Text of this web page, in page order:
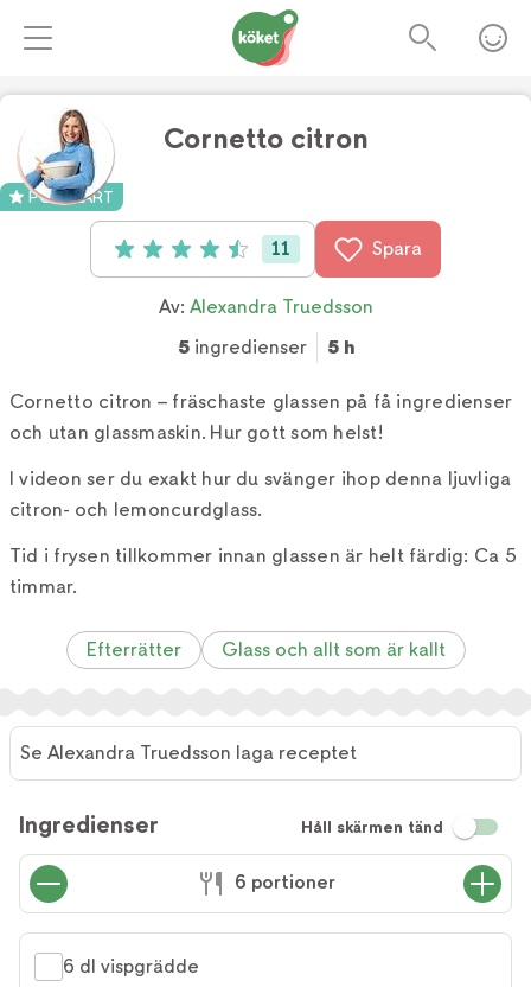
Cornetto citron
POPULÄRT
Betyg: 4.5 av 5 (11 röster)
11 Spara
Av: Alexandra Truedsson
5ingredienser 5 h
Cornetto citron – fräschaste glassen på få ingredienser
och utan glassmaskin. Hur gott som helst!
I videon ser du exakt hur du svänger ihop denna ljuvliga
citron- och lemoncurdglass.
Tid i frysen tillkommer innan glassen är helt färdig: Ca 5
timmar.
Efterrätter Glass och allt som är kallt
Se Alexandra Truedsson laga receptet
Ingredienser Håll skärmen tänd
6 portioner
6 dl vispgrädde